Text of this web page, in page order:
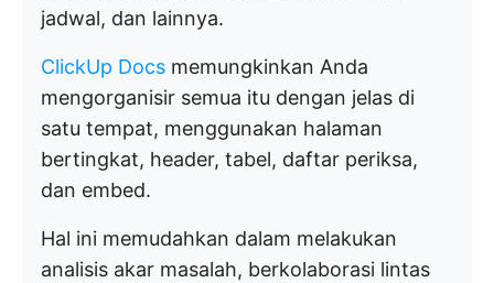
jadwal, dan lainnya.
ClickUp Docs memungkinkan Anda
mengorganisir semua itu dengan jelas di
satu tempat, menggunakan halaman
bertingkat, header, tabel, daftar periksa,
dan embed.
Hal ini memudahkan dalam melakukan
analisis akar masalah, berkolaborasi lintas